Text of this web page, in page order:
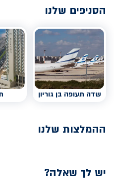
הסניפים שלנו
שדה תעופה בן גוריון
ההמלצות שלנו
יש לך שאלה?